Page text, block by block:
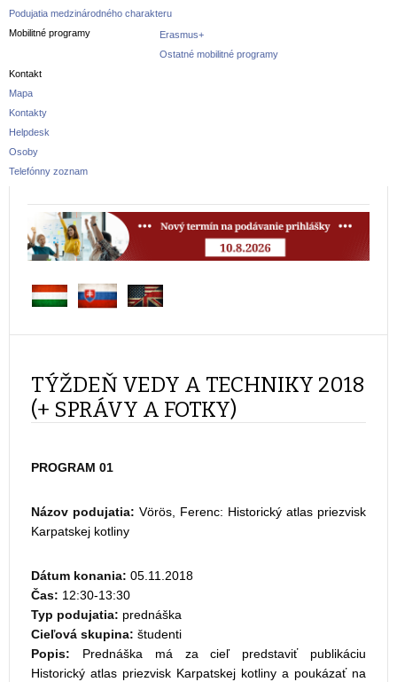
Podujatia medzinárodného charakteru
Mobilitné programy
Erasmus+
Ostatné mobilitné programy
Kontakt
Mapa
Kontakty
Helpdesk
Osoby
Telefónny zoznam
TÝŽDEŇ VEDY A TECHNIKY 2018
(+ SPRÁVY A FOTKY)
PROGRAM 01
Názov podujatia: Vörös, Ferenc: Historický atlas priezvisk
Karpatskej kotliny
Dátum konania: 05.11.2018
Čas: 12:30-13:30
Typ podujatia: prednáška
Cieľová skupina: študenti
Popis: Prednáška má za cieľ predstaviť publikáciu
Historický atlas priezvisk Karpatskej kotliny a poukázať na